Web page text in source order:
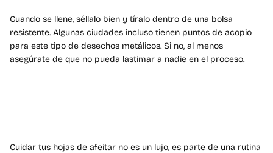
Cuando se llene, séllalo bien y tíralo dentro de una bolsa
resistente. Algunas ciudades incluso tienen puntos de acopio
para este tipo de desechos metálicos. Si no, al menos
asegúrate de que no pueda lastimar a nadie en el proceso.
Cuidar tus hojas de afeitar no es un lujo, es parte de una rutina